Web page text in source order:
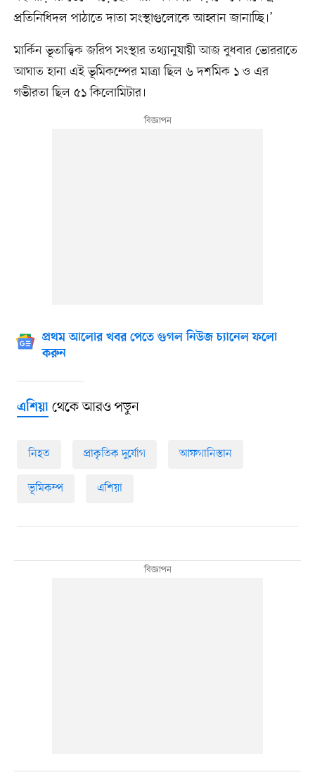
প্রতিনিধিদল পাঠাতে দাতা সংস্থাগুলোকে আহ্বান জানাচ্ছি।’
মার্কিন ভূতাত্ত্বিক জরিপ সংস্থার তথ্যানুযায়ী আজ বুধবার ভোররাতে
আঘাত হানা এই ভূমিকম্পের মাত্রা ছিল ৬ দশমিক ১ ও এর
গভীরতা ছিল ৫১ কিলোমিটার।
প্রথম আলোর খবর পেতে গুগল নিউজ চ্যানেল ফলো
করুন
এশিয়াথেকে আরও পড়ুন
নিহত প্রাকৃতিক দুর্যোগ আফগানিস্তান
ভূমিকম্প এশিয়া